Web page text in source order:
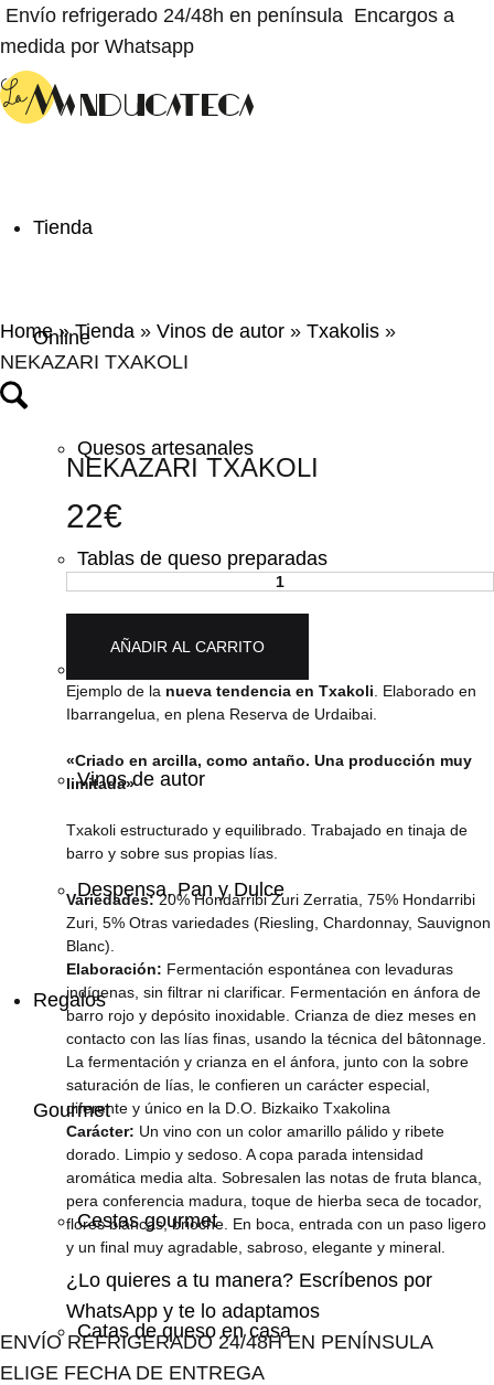
Envío refrigerado 24/48h en península Encargos a
medida por Whatsapp
Tienda
Online
Quesos artesanales
Tablas de queso preparadas
Vinos de autor
Despensa, Pan y Dulce
Regalos
Gourmet
Cestas gourmet
Catas de queso en casa
Home»Tienda » Vinos de autor » Txakolis »
NEKAZARI TXAKOLI
NEKAZARI TXAKOLI
22€
NEKAZARI
TXAKOLI
cantidadAÑADIR AL CARRITO
Ejemplo de la nueva tendencia en Txakoli . Elaborado en
Ibarrangelua, en plena Reserva de Urdaibai.
«Criado en arcilla, como antaño. Una producción muy
limitada»
Txakoli estructurado y equilibrado. Trabajado en tinaja de
barro y sobre sus propias lías.
Variedades:20% Hondarribi Zuri Zerratia, 75% Hondarribi
Zuri, 5% Otras variedades (Riesling, Chardonnay, Sauvignon
Blanc).
Elaboración: Fermentación espontánea con levaduras
indígenas, sin filtrar ni clarificar. Fermentación en ánfora de
barro rojo y depósito inoxidable. Crianza de diez meses en
contacto con las lías finas, usando la técnica del bâtonnage.
La fermentación y crianza en el ánfora, junto con la sobre
saturación de lías, le confieren un carácter especial,
diferente y único en la D.O. Bizkaiko Txakolina
Carácter: Un vino con un color amarillo pálido y ribete
dorado. Limpio y sedoso. A copa parada intensidad
aromática media alta. Sobresalen las notas de fruta blanca,
pera conferencia madura, toque de hierba seca de tocador,
flores blancas, brioche. En boca, entrada con un paso ligero
y un final muy agradable, sabroso, elegante y mineral.
¿Lo quieres a tu manera? Escríbenos por
WhatsApp y te lo adaptamos
ENVÍO REFRIGERADO 24/48H EN PENÍNSULA
ELIGE FECHA DE ENTREGA